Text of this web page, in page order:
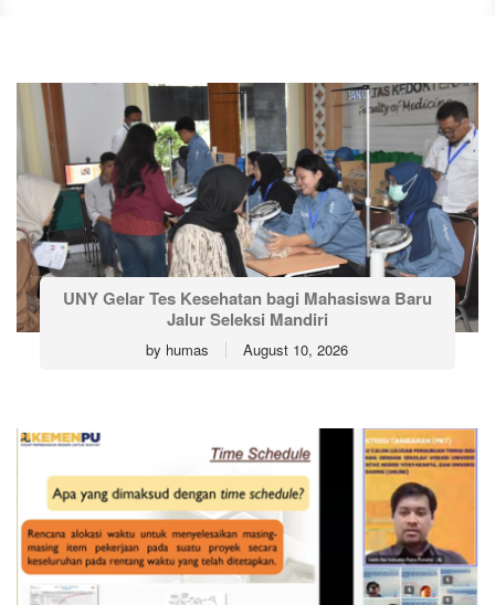
UNY Gelar Tes Kesehatan bagi Mahasiswa Baru
Jalur Seleksi Mandiri
by humas August 10, 2026